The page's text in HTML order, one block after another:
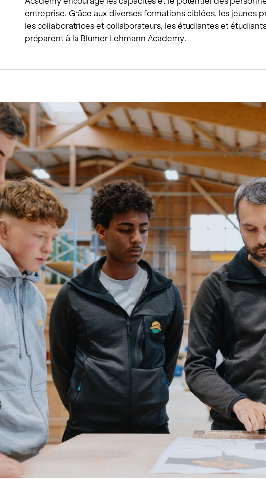
entreprise. Grâce aux diverses formations ciblées, les jeunes
les collaboratrices et collaborateurs, les étudiantes et
préparent à la Blumer Lehmann Academy.